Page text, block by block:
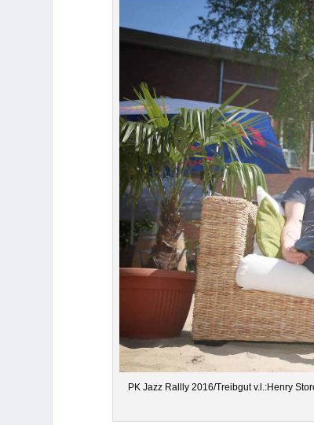
PK Jazz Rallly 2016/Treibgut v.l.:Henry